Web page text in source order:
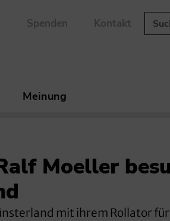
Spenden Kontakt
Meinung
Moeller
mit ihrem Rollator